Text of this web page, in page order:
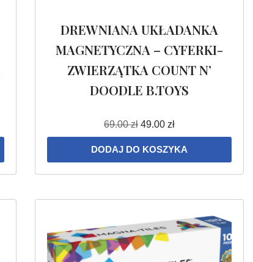
DREWNIANA UKŁADANKA
MAGNETYCZNA – CYFERKI-
ZWIERZĄTKA COUNT N’
DOODLE B.TOYS
69.00zł 49.00zł
DODAJ DO KOSZYKA